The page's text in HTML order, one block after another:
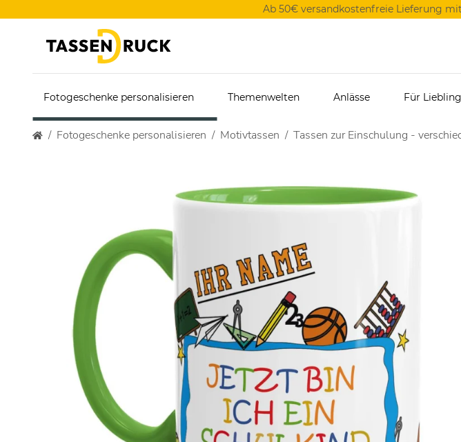
Ab 50€ versandkostenfreie Lieferung
Fotogeschenke personalisieren Themenwelten Anlässe Für
Fotogeschenke personalisieren Motivtassen Tassen zur Einschulung -